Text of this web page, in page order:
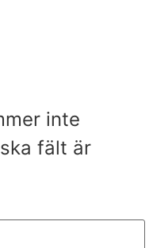
inte
fält är